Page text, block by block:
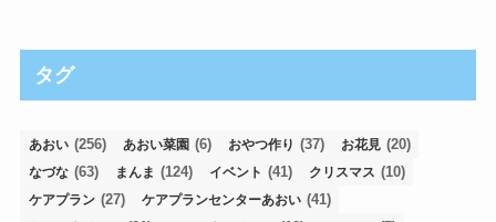
タグ
あおい (256) あおい菜園 (6) おやつ作り (37) お花見 (20)
なづな (63) まんま (124) イベント (41) クリスマス (10)
ケアプラン (27) ケアプランセンターあおい (41)